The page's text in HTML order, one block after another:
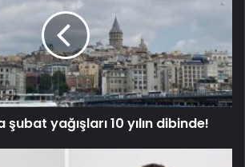
yağışları 10 yılın dibinde!